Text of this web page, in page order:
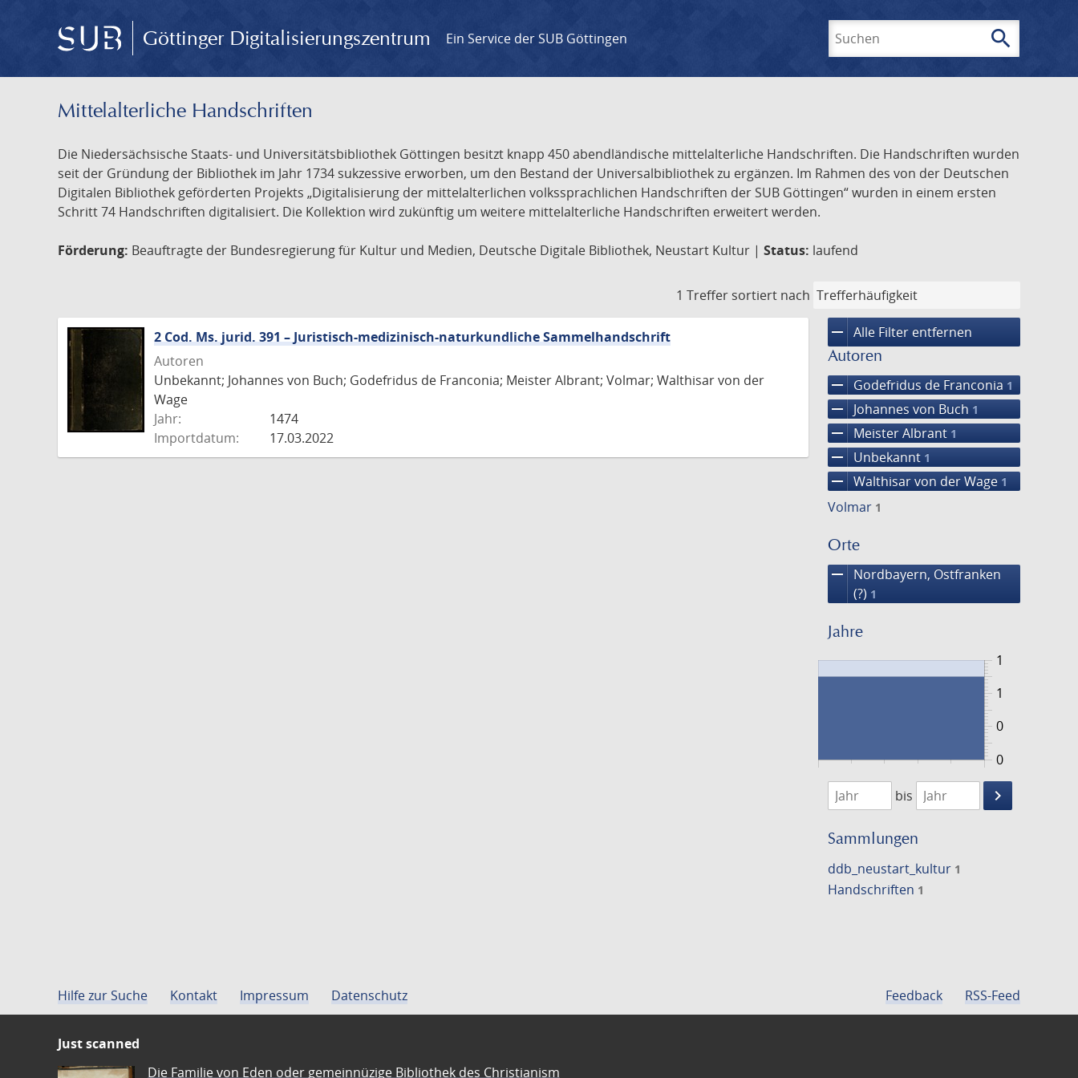
Göttinger Digitalisierungszentrum Ein Service der SUB Göttingen search
Mittelalterliche Handschriften
Die Niedersächsische Staats- und Universitätsbibliothek Göttingen besitzt knapp 450 abendländische mittelalterliche Handschriften. Die Handschriften wurden
seit der Gründung der Bibliothek im Jahr 1734 sukzessive erworben, um den Bestand der Universalbibliothek zu ergänzen. Im Rahmen des von der Deutschen
Digitalen Bibliothek geförderten Projekts „Digitalisierung der mittelalterlichen volkssprachlichen Handschriften der SUB Göttingen“ wurden in einem ersten
Schritt 74 Handschriften digitalisiert. Die Kollektion wird zukünftig um weitere mittelalterliche Handschriften erweitert werden.
Förderung: Beauftragte der Bundesregierung für Kultur und Medien, Deutsche Digitale Bibliothek, Neustart Kultur | Status: laufend
1 Treffer sortiert nach
remove Alle Filter entfernen
Autoren
remove Godefridus de Franconia 1
remove Johannes von Buch 1
remove Meister Albrant 1
remove Unbekannt 1
remove Walthisar von der Wage 1
Volmar 1
Orte
remove
Nordbayern, Ostfranken
(?) 1
Jahre
0
1
0
1
1474
1475
bis
keyboard_arrow_right
Suche
Sammlungen
ddb_neustart_kultur 1
Handschriften 1
2 Cod. Ms. jurid. 391 – Juristisch-medizinisch-naturkundliche Sammelhandschrift
Autoren
Unbekannt; Johannes von Buch; Godefridus de Franconia; Meister Albrant; Volmar; Walthisar von der
Wage
Jahr:
1474
Importdatum:
17.03.2022
Hilfe zur Suche Kontakt Impressum Datenschutz Feedback RSS-Feed
Just scanned
Die Familie von Eden oder gemeinnüzige Bibliothek des Christianism